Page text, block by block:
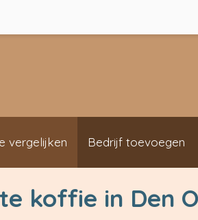
vergelijken Bedrijf toevoegen
koffie in Den